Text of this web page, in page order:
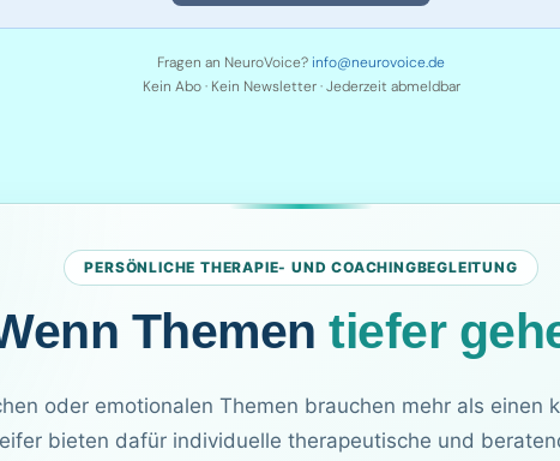
Fragen an NeuroVoice? info@neurovoice.de
Kein Abo · Kein Newsletter · Jederzeit abmeldbar
PERSÖNLICHE THERAPIE- UND COACHINGBEGLEITUNG
Thementiefer
oder emotionalen Themen brauchen mehr als einen
bieten dafür individuelle therapeutische und